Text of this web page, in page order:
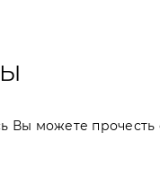
Вы можете